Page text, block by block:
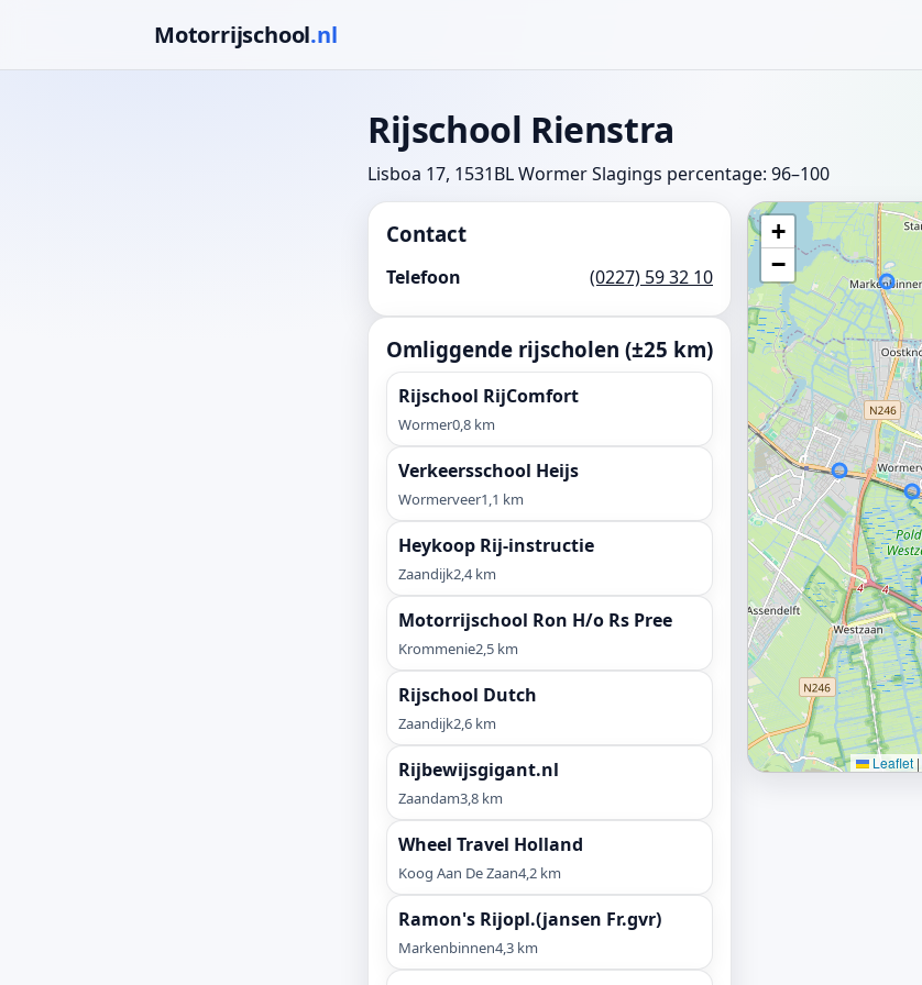
Motorrijschool.nl
Rijschool Rienstra
Lisboa 17, 1531BL WormerSlagings percentage: 96–100
Contact
Telefoon (0227) 59 32 10
Omliggende rijscholen (±25 km)
Rijschool RijComfort
Wormer0,8 km
Verkeersschool Heijs
Wormerveer1,1 km
Heykoop Rij-instructie
Zaandijk2,4 km
Motorrijschool Ron H/o Rs Pree
Krommenie2,5 km
Rijschool Dutch
Zaandijk2,6 km
Rijbewijsgigant.nl
Zaandam3,8 km
Wheel Travel Holland
Koog Aan De Zaan4,2 km
Ramon's Rijopl.(jansen Fr.gvr)
Markenbinnen4,3 km
+
−
Leaflet |